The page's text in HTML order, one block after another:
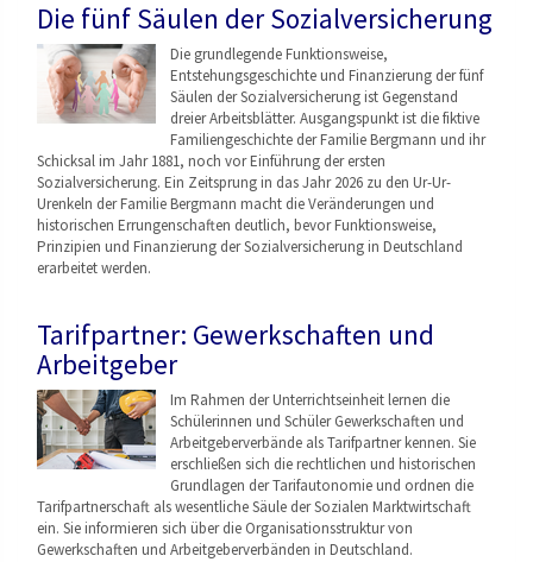
Die fünf Säulen der Sozialversicherung
Die grundlegende Funktionsweise,
Entstehungsgeschichte und Finanzierung der fünf
Säulen der Sozialversicherung ist Gegenstand
dreier Arbeitsblätter. Ausgangspunkt ist die fiktive
Familiengeschichte der Familie Bergmann und ihr
Schicksal im Jahr 1881, noch vor Einführung der ersten
Sozialversicherung. Ein Zeitsprung in das Jahr 2026 zu den Ur-Ur-
Urenkeln der Familie Bergmann macht die Veränderungen und
historischen Errungenschaften deutlich, bevor Funktionsweise,
Prinzipien und Finanzierung der Sozialversicherung in Deutschland
erarbeitet werden.
Tarifpartner: Gewerkschaften und
Arbeitgeber
Im Rahmen der Unterrichtseinheit lernen die
Schülerinnen und Schüler Gewerkschaften und
Arbeitgeberverbände als Tarifpartner kennen. Sie
erschließen sich die rechtlichen und historischen
Grundlagen der Tarifautonomie und ordnen die
Tarifpartnerschaft als wesentliche Säule der Sozialen Marktwirtschaft
ein. Sie informieren sich über die Organisationsstruktur von
Gewerkschaften und Arbeitgeberverbänden in Deutschland.